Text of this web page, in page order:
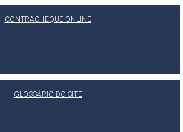
CONTRACHEQUE ONLINE
GLOSSÁRIO DO SITE